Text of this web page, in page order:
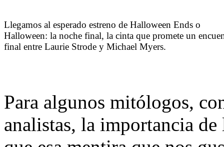
Llegamos al esperado estreno de Halloween Ends o
Halloween: la noche final, la cinta que promete un
final entre Laurie Strode y Michael Myers.
Para algunos mitólogos,
analistas, la importancia